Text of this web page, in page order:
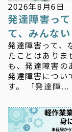
2026年8月6日
発達障害っ
て、みんな
発達障害って、
たことはありま
も、発達障害の
発達障害につい
す。 「発達障...